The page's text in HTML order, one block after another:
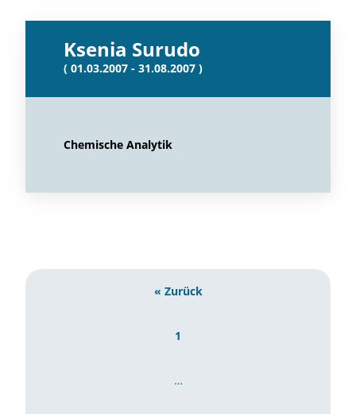
Ksenia Surudo
( 01.03.2007 - 31.08.2007 )
Chemische Analytik
« Zurück
1
…